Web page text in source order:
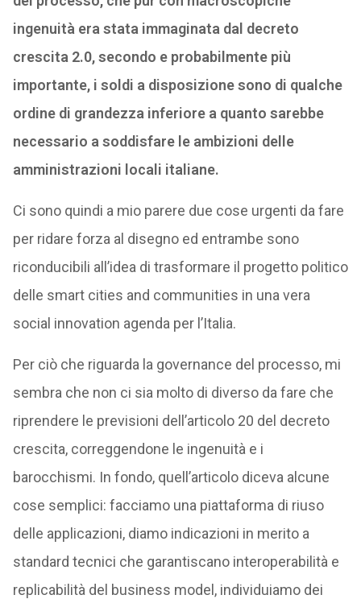
ingenuità era stata immaginata dal decreto
crescita 2.0, secondo e probabilmente più
importante, i soldi a disposizione sono di qualche
ordine di grandezza inferiore a quanto sarebbe
necessario a soddisfare le ambizioni delle
amministrazioni locali italiane.
Ci sono quindi a mio parere due cose urgenti da fare
per ridare forza al disegno ed entrambe sono
riconducibili all’idea di trasformare il progetto politico
delle smart cities and communities in una vera
social innovation agenda per l’Italia.
Per ciò che riguarda la governance del processo, mi
sembra che non ci sia molto di diverso da fare che
riprendere le previsioni dell’articolo 20 del decreto
crescita, correggendone le ingenuità e i
barocchismi. In fondo, quell’articolo diceva alcune
cose semplici: facciamo una piattaforma di riuso
delle applicazioni, diamo indicazioni in merito a
standard tecnici che garantiscano interoperabilità e
replicabilità del business model, individuiamo dei